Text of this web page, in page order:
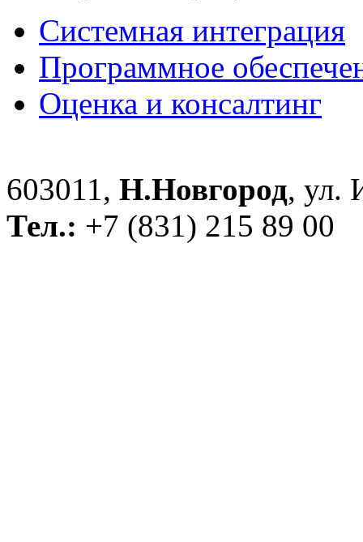
Системная интеграция
Программное
Оценка и консалтинг
603011, Н.Новгород, ул.
Тел.: +7 (831) 215 89 00